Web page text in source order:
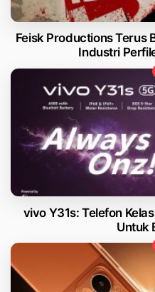
Feisk Productions Terus
Industri
vivo Y31s: Telefon
Untuk